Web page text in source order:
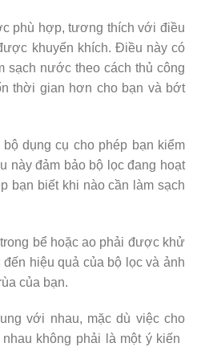
phù hợp, tương thích với điều
khuyến khích. Điều này có
sạch nước theo cách thủ công
thời gian hơn cho bạn và bớt
dụng cụ cho phép bạn kiểm
này đảm bảo bộ lọc đang hoạt
bạn biết khi nào cần làm sạch
bể hoặc ao phải được khử
hiệu quả của bộ lọc và ảnh
của bạn.
với nhau, mặc dù việc cho
không phải là một ý kiến